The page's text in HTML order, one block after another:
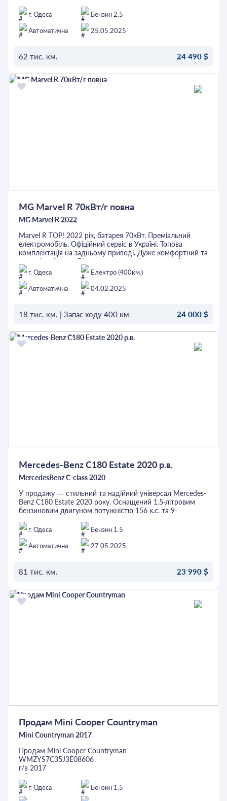
рядом, має 6 посадкових місць. В салоні темний
текстиль, підігрів переднього ряду, мультикермо, 3-
зонний клімат-контроль, камера заднього огляду, датчик
світла, круїз-контроль та багато іншого. Перед покупкою
г. Одеса
Бензин 2.5
Автоматична
25.05.2025
62 тис. км. 24 490 $
ОСТАВИТЬ ЗАЯВКУ
MG Marvel R 70кВт/г повна
MG Marvel R 2022
Marvel R TOP! 2022 рік, батарея 70кВт. Преміальний
електромобіль. Офіційний сервіс в Україні. Топова
комплектація на задньому приводі. Дуже комфортний та
динамічний авто. Віртуальна реальність, великий
дісплей, топова акустика BOSE, комфортний доступ,
камери 360, електробагажник, панорама, алькантара
підігрів/вентиляція, усі системи безпеки, гума Michelin
г. Одеса
Електро (400км.)
Автоматична
04.02.2025
18 тис. км. | Запас ходу 400 км 24 000 $
ОСТАВИТЬ ЗАЯВКУ
Mercedes-Benz C180 Estate 2020 р.в.
MercedesBenz C-class 2020
У продажу — стильний та надійний універсал Mercedes-
Benz C180 Estate 2020 року. Оснащений 1.5-літровим
бензиновим двигуном потужністю 156 к.с. та 9-
ступеневою автоматичною коробкою передач 9G-Tronic,
цей автомобіль забезпечує плавне та економічне
керування. Салон автомобіля вирізняється
високоякісними матеріалами та ергономічним дизайном.
Серед основних опцій: двозонний клімат-контроль,
система з підтримкою Apple CarPlay та Android Auto, а
універсал ідеально підходить для сімейних поїздок та
щоденного використання в місті, поєднуючи комфорт,
безпеку та практичність. Перед покупкою можливий
г. Одеса
Бензин 1.5
Автоматична
27.05.2025
81 тис. км. 23 990 $
ОСТАВИТЬ ЗАЯВКУ
Продам Mini Cooper Countryman
Mini Countryman 2017
Продам Mini Cooper Countryman
WMZYS7C35J3E08606
г/в 2017
1,5
Пробіг 83тис.км
Передній привід
г. Одеса
Бензин 1.5